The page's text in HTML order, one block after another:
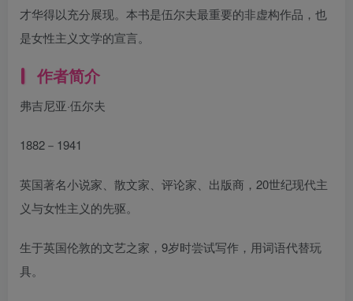
才华得以充分展现。本书是伍尔夫最重要的非虚构作品，也
是女性主义文学的宣言。
作者简介
弗吉尼亚·伍尔夫
1882－1941
英国著名小说家、散文家、评论家、出版商，20世纪现代主
义与女性主义的先驱。
生于英国伦敦的文艺之家，9岁时尝试写作，用词语代替玩
具。